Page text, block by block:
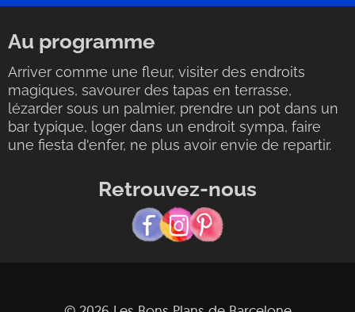
Au programme
Arriver comme une fleur, visiter des endroits
magiques, savourer des tapas en terrasse,
lézarder sous un palmier, prendre un pot dans un
bar typique, loger dans un endroit sympa, faire
une fiesta d'enfer, ne plus avoir envie de repartir.
Retrouvez-nous